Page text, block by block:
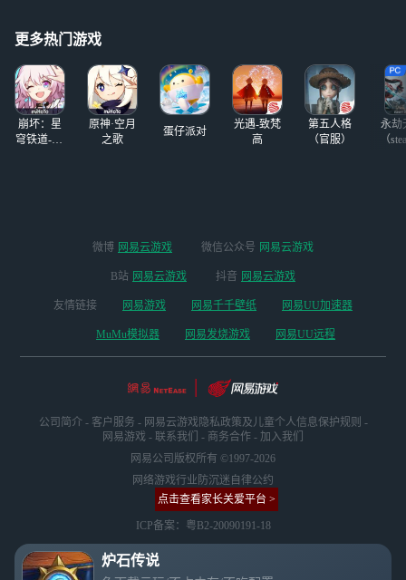
炉石传说
更多热门游戏
崩坏：星
穹铁道-4.4
原神·空月
之歌
蛋仔派对
光遇-致梵
高
第五人格
（官服）
永劫
（
微博 网易云游戏 微信公众号 网易云游戏
B站 网易云游戏 抖音 网易云游戏
友情链接 网易游戏 网易千千壁纸 网易UU加速器
MuMu模拟器 网易发烧游戏 网易UU远程
公司简介 - 客户服务 - 网易云游戏隐私政策及儿童个人信息保护规则 -
网易游戏 - 联系我们 - 商务合作 - 加入我们
网易公司版权所有 ©1997-2026
网络游戏行业防沉迷自律公约
点击查看家长关爱平台 >
ICP备案：粤B2-20090191-18